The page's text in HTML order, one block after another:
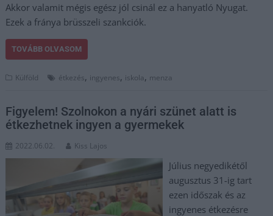
Akkor valamit mégis egész jól csinál ez a hanyatló Nyugat.
Ezek a fránya brüsszeli szankciók.
TOVÁBB OLVASOM
Külföld étkezés, ingyenes, iskola, menza
Figyelem! Szolnokon a nyári szünet alatt is
étkezhetnek ingyen a gyermekek
2022.06.02. Kiss Lajos
Július negyedikétől
augusztus 31-ig tart
ezen időszak és az
ingyenes étkezésre